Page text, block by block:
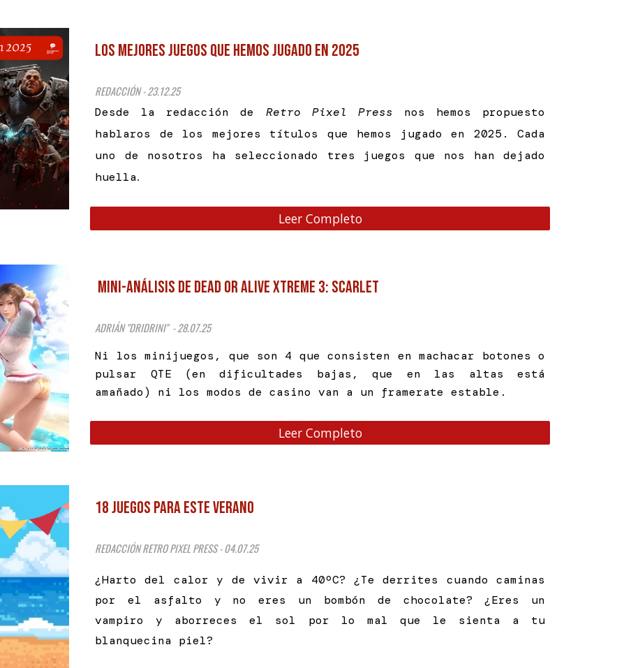
Los mejores juegos que hemos jugado en 2025
REDACCIÓN - 23.12.25
Desde la redacción de Retro Pixel Press nos hemos propuesto
hablaros de los mejores títulos que hemos jugado en 2025. Cada
uno de nosotros ha seleccionado tres juegos que nos han dejado
huella.
Leer Completo
Mini-Análisis de Dead or Alive Xtreme 3: Scarlet
ADRIÁN "DRIDRINI" - 28.07.25
Ni los minijuegos, que son 4 que consisten en machacar botones o
pulsar QTE (en dificultades bajas, que en las altas está
amañado) ni los modos de casino van a un framerate estable.
Leer Completo
18 juegos para este verano
REDACCIÓN RETRO PIXEL PRESS - 04.07.25
¿Harto del calor y de vivir a 40ºC? ¿Te derrites cuando caminas
por el asfalto y no eres un bombón de chocolate? ¿Eres un
vampiro y aborreces el sol por lo mal que le sienta a tu
blanquecina piel?